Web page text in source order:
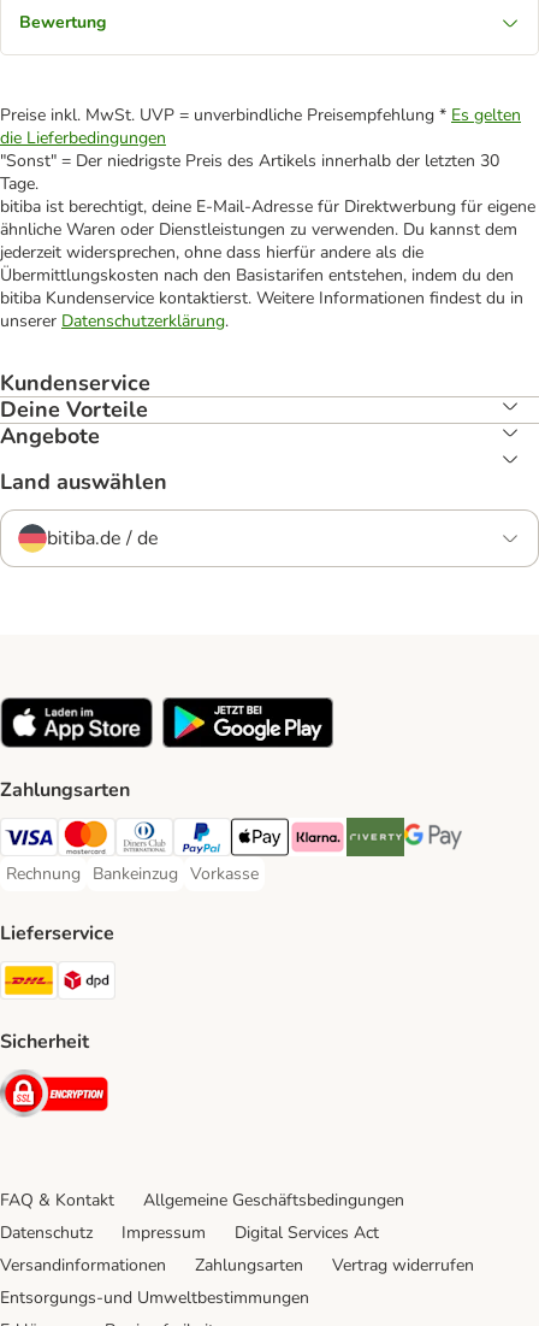
Bewertung
Preise inkl. MwSt. UVP = unverbindliche Preisempfehlung * Es gelten
die Lieferbedingungen
"Sonst" = Der niedrigste Preis des Artikels innerhalb der letzten 30
Tage.
bitiba ist berechtigt, deine E-Mail-Adresse für Direktwerbung für eigene
ähnliche Waren oder Dienstleistungen zu verwenden. Du kannst dem
jederzeit widersprechen, ohne dass hierfür andere als die
Übermittlungskosten nach den Basistarifen entstehen, indem du den
bitiba Kundenservice kontaktierst. Weitere Informationen findest du in
unserer Datenschutzerklärung.
Kundenservice
Deine Vorteile
Angebote
Land auswählen
bitiba.de / de
Zahlungsarten
Visa Payment Method
Mastercard Payment Method
Diners Club Payment Method
PayPal Payment Method
Apple Pay Payment Method
Klarna Payment Method
Riverty Payment Method
Google Pay
Rechnung
Rechnung Payment Method
Bankeinzug
Bankeinzug Payment Method
Vorkasse
Vorkasse Payment Method
Lieferservice
DHL Shipping Method
Sicherheit
Security
FAQ & Kontakt
Allgemeine Geschäftsbedingungen
Datenschutz
Impressum
Digital Services Act
Versandinformationen
Zahlungsarten
Vertrag widerrufen
Entsorgungs-und Umweltbestimmungen